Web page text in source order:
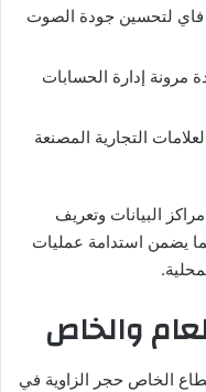
فاي لتحسين جودة الصوت
مرونة إدارة الحسابات
التجارية المصنعة
البيانات وتعريف
يضمن استدامة عمليات
والخاص
الخاص حجر الزاوية في